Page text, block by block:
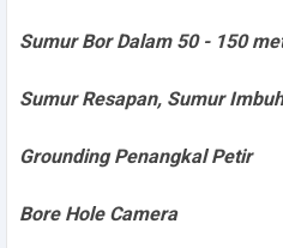
Sumur Bor Dalam 50 - 150
Sumur Resapan, Sumur
Grounding Penangkal Petir
Bore Hole Camera